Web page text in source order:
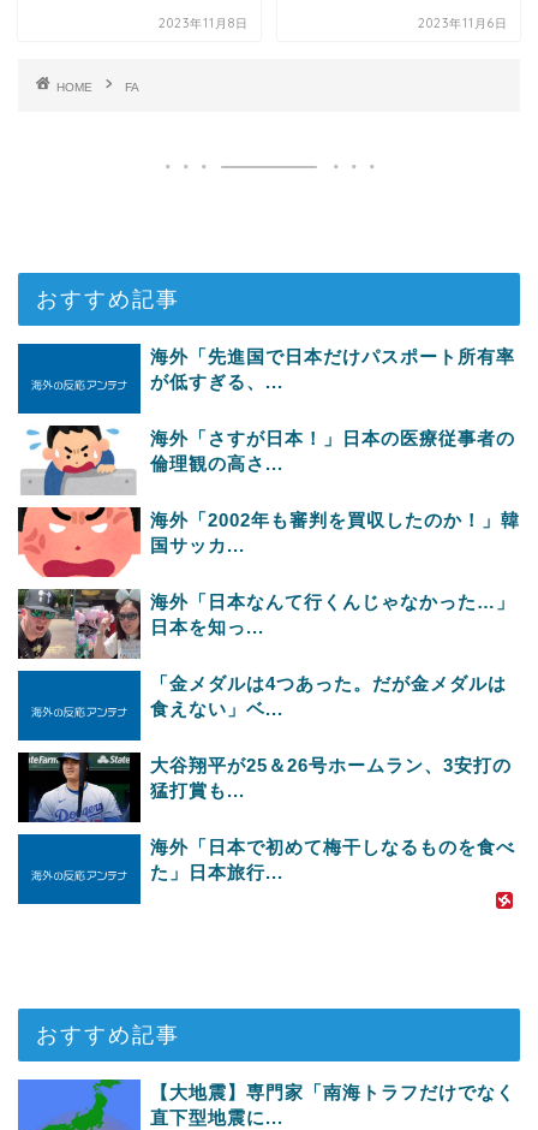
2023年11月8日 2023年11月6日
HOME FA
おすすめ記事
海外「先進国で日本だけパスポート所有率
が低すぎる、...
海外「さすが日本！」日本の医療従事者の
倫理観の高さ...
海外「2002年も審判を買収したのか！」韓
国サッカ...
海外「日本なんて行くんじゃなかった…」
日本を知っ...
「金メダルは4つあった。だが金メダルは
食えない」ベ...
大谷翔平が25＆26号ホームラン、3安打の
猛打賞も...
海外「日本で初めて梅干しなるものを食べ
た」日本旅行...
おすすめ記事
【大地震】専門家「南海トラフだけでなく
直下型地震に...